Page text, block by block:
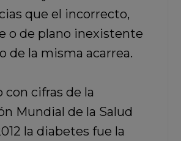
que el incorrecto,
o de plano inexistente
de la misma acarrea.
con cifras de la
Mundial de la Salud
la diabetes fue la